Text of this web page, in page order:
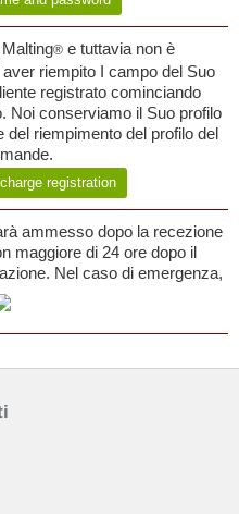
® e tuttavia non è
riempito I campo del Suo
registrato cominciando
Noi conserviamo il Suo profilo
del riempimento del profilo del
ammesso dopo la recezione
maggiore di 24 ore dopo il
Nel caso di emergenza,